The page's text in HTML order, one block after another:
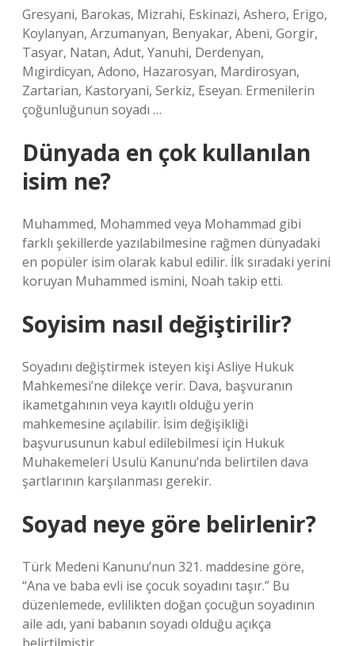
Gresyani, Barokas, Mizrahi, Eskinazi, Ashero, Erigo,
Koylanyan, Arzumanyan, Benyakar, Abeni, Gorgir,
Tasyar, Natan, Adut, Yanuhi, Derdenyan,
Mıgirdicyan, Adono, Hazarosyan, Mardirosyan,
Zartarian, Kastoryani, Serkiz, Eseyan. Ermenilerin
çoğunluğunun soyadı …
Dünyada en çok kullanılan
isim ne?
Muhammed, Mohammed veya Mohammad gibi
farklı şekillerde yazılabilmesine rağmen dünyadaki
en popüler isim olarak kabul edilir. İlk sıradaki yerini
koruyan Muhammed ismini, Noah takip etti.
Soyisim nasıl değiştirilir?
Soyadını değiştirmek isteyen kişi Asliye Hukuk
Mahkemesi’ne dilekçe verir. Dava, başvuranın
ikametgahının veya kayıtlı olduğu yerin
mahkemesine açılabilir. İsim değişikliği
başvurusunun kabul edilebilmesi için Hukuk
Muhakemeleri Usulü Kanunu’nda belirtilen dava
şartlarının karşılanması gerekir.
Soyad neye göre belirlenir?
Türk Medeni Kanunu’nun 321. maddesine göre,
“Ana ve baba evli ise çocuk soyadını taşır.” Bu
düzenlemede, evlilikten doğan çocuğun soyadının
aile adı, yani babanın soyadı olduğu açıkça